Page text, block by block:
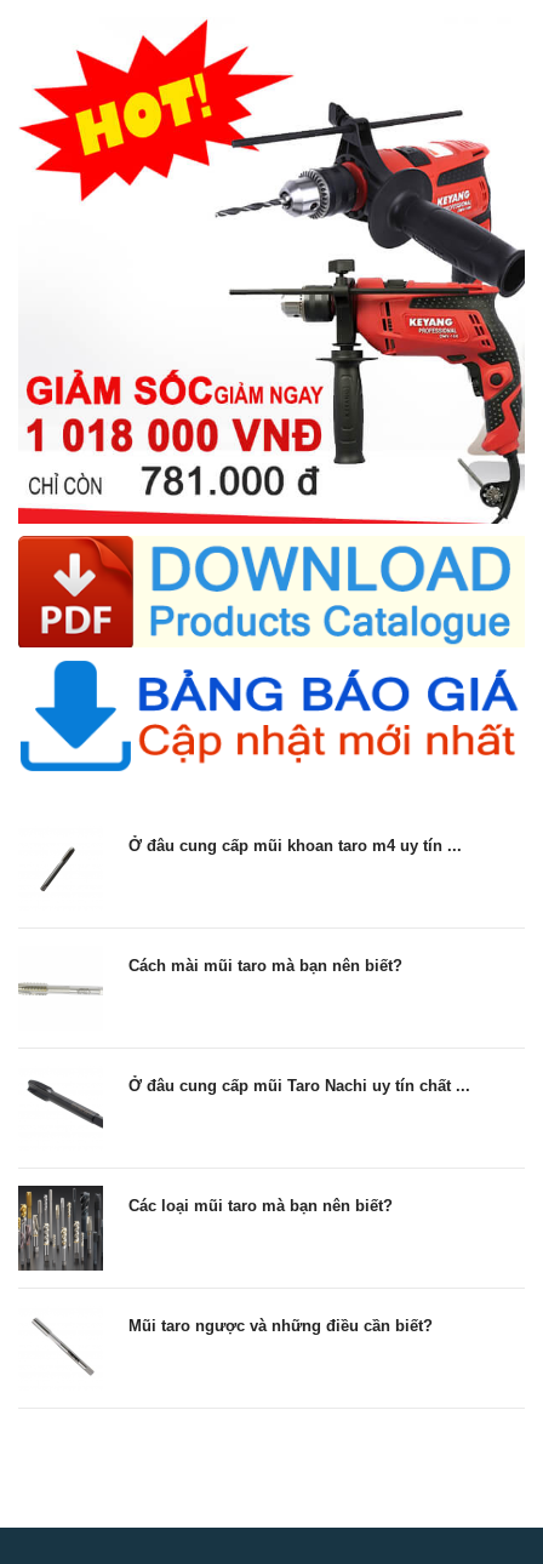
Ở đâu cung cấp mũi khoan taro m4 uy tín ...
Cách mài mũi taro mà bạn nên biết?
Ở đâu cung cấp mũi Taro Nachi uy tín chất ...
Các loại mũi taro mà bạn nên biết?
Mũi taro ngược và những điều cần biết?